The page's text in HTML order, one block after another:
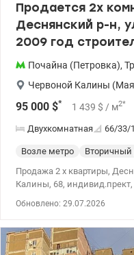
Продается 2х
Деснянский р-н,
2009 год
Почайна (Петровка),
Червоной Калины
95 000 $* 1 439 $ / м2*
Двухкомнатная 66/33/
Возле метро
Продажа 2 х квартиры,
Калины, 68, индивид.прект,
два кондиционера. Ремонт
видеонаблюдение,
Обновлено: 29.07.2026